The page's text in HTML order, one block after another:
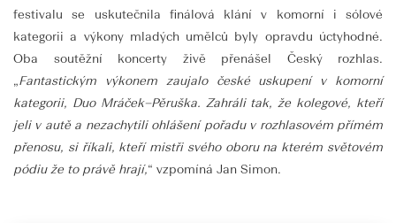
festivalu se uskutečnila finálová klání v komorní i sólové
kategorii a výkony mladých umělců byly opravdu úctyhodné.
Oba soutěžní koncerty živě přenášel Český rozhlas.
„Fantastickým výkonem zaujalo české uskupení v komorní
kategorii, Duo Mráček–Pěruška. Zahráli tak, že kolegové, kteří
jeli v autě a nezachytili ohlášení pořadu v rozhlasovém přímém
přenosu, si říkali, kteří mistři svého oboru na kterém světovém
pódiu že to právě hrají,“ vzpomíná Jan Simon.